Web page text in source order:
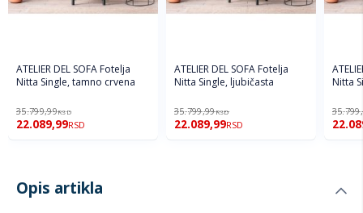
ATELIER DEL SOFA Fotelja
Nitta Single, tamno crvena
35.799,99RSD
22.089,99RSD
ATELIER DEL SOFA Fotelja
Nitta Single, ljubičasta
35.799,99RSD
22.089,99RSD
Nitta
Opis artikla